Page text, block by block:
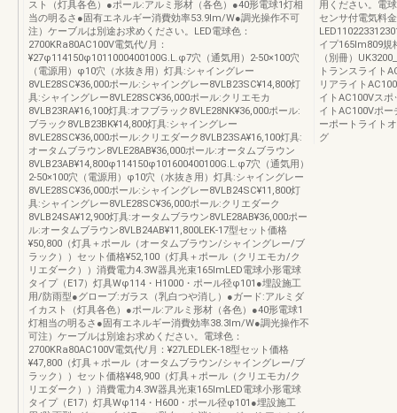
スト（灯具各色）●ポール:アルミ形材（各色）●40形電球1灯相
当の明るさ●固有エネルギー消費効率53.9lm/W●調光操作不可
注）ケーブルは別途お求めください。LED電球色：
2700KRa80AC100V電気代/月：
¥27φ114150φ1011000400100G.L.φ7穴（通気用）2-50×100穴
（電源用）φ10穴（水抜き用）灯具:シャイングレー
8VLE28SC¥36,000ポール:シャイングレー8VLB23SC¥14,800灯
具:シャイングレー8VLE28SC¥36,000ポール:クリエモカ
8VLB23RA¥16,100灯具:オフブラック8VLE28NK¥36,000ポール:
ブラック8VLB23BK¥14,800灯具:シャイングレー
8VLE28SC¥36,000ポール:クリエダーク8VLB23SA¥16,100灯具:
オータムブラウン8VLE28AB¥36,000ポール:オータムブラウン
8VLB23AB¥14,800φ114150φ101600400100G.L.φ7穴（通気用）
2-50×100穴（電源用）φ10穴（水抜き用）灯具:シャイングレー
8VLE28SC¥36,000ポール:シャイングレー8VLB24SC¥11,800灯
具:シャイングレー8VLE28SC¥36,000ポール:クリエダーク
8VLB24SA¥12,900灯具:オータムブラウン8VLE28AB¥36,000ポー
ル:オータムブラウン8VLB24AB¥11,800LEK-17型セット価格
¥50,800（灯具＋ポール（オータムブラウン/シャイングレー/ブ
ラック））セット価格¥52,100（灯具＋ポール（クリエモカ/ク
リエダーク））消費電力4.3W器具光束165lmLED電球小形電球
タイプ（E17）灯具Wφ114・H1000・ポール径φ101●埋設施工
用/防雨型●グローブ:ガラス（乳白つや消し）●ガード:アルミダ
イカスト（灯具各色）●ポール:アルミ形材（各色）●40形電球1
灯相当の明るさ●固有エネルギー消費効率38.3lm/W●調光操作不
可注）ケーブルは別途お求めください。電球色：
2700KRa80AC100V電気代/月：¥27LEDLEK-18型セット価格
¥47,800（灯具＋ポール（オータムブラウン/シャイングレー/ブ
ラック））セット価格¥48,900（灯具＋ポール（クリエモカ/ク
リエダーク））消費電力4.3W器具光束165lmLED電球小形電球
タイプ（E17）灯具Wφ114・H600・ポール径φ101●埋設施工
用ください。電
センサ付電気料
イプ165lm809規
（別冊）
トランスライト
リアライト
イトAC100Vス
イトAC100Vポ
ーポートライト
グ